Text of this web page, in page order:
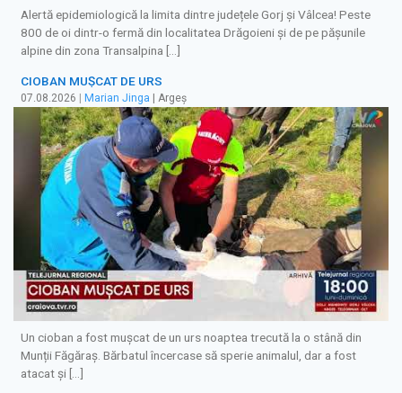
Alertă epidemiologică la limita dintre județele Gorj și Vâlcea! Peste
800 de oi dintr-o fermă din localitatea Drăgoieni și de pe pășunile
alpine din zona Transalpina […]
CIOBAN MUȘCAT DE URS
07.08.2026 Marian Jinga | Argeș
Un cioban a fost mușcat de un urs noaptea trecută la o stână din
Munții Făgăraș. Bărbatul încercase să sperie animalul, dar a fost
atacat și […]